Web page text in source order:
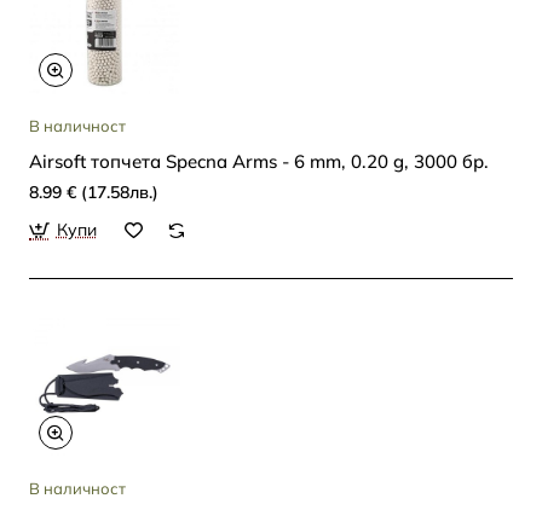
В наличност
Airsoft топчета Specna Arms - 6 mm, 0.20 g, 3000 бр.
8.99 € (17.58лв.)
Купи
В наличност